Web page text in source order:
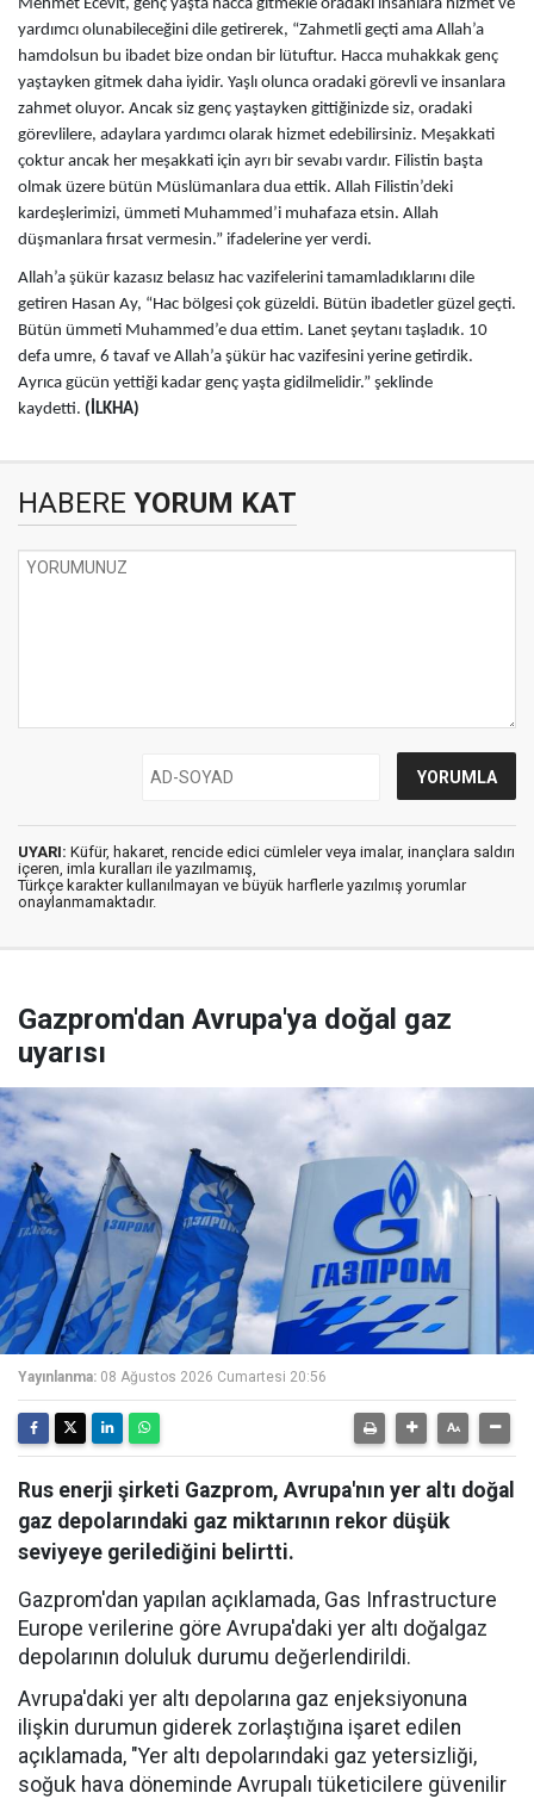
Mehmet Ecevit, genç yaşta hacca gitmekle oradaki insanlara hizmet ve
yardımcı olunabileceğini dile getirerek, “Zahmetli geçti ama Allah’a
hamdolsun bu ibadet bize ondan bir lütuftur. Hacca muhakkak genç
yaştayken gitmek daha iyidir. Yaşlı olunca oradaki görevli ve insanlara
zahmet oluyor. Ancak siz genç yaştayken gittiğinizde siz, oradaki
görevlilere, adaylara yardımcı olarak hizmet edebilirsiniz. Meşakkati
çoktur ancak her meşakkati için ayrı bir sevabı vardır. Filistin başta
olmak üzere bütün Müslümanlara dua ettik. Allah Filistin’deki
kardeşlerimizi, ümmeti Muhammed’i muhafaza etsin. Allah
düşmanlara fırsat vermesin.” ifadelerine yer verdi.
Allah’a şükür kazasız belasız hac vazifelerini tamamladıklarını dile
getiren Hasan Ay, “Hac bölgesi çok güzeldi. Bütün ibadetler güzel geçti.
Bütün ümmeti Muhammed’e dua ettim. Lanet şeytanı taşladık. 10
defa umre, 6 tavaf ve Allah’a şükür hac vazifesini yerine getirdik.
Ayrıca gücün yettiği kadar genç yaşta gidilmelidir.” şeklinde
kaydetti. (İLKHA)
HABERE YORUM KAT
UYARI: Küfür, hakaret, rencide edici cümleler veya imalar, inançlara saldırı
içeren, imla kuralları ile yazılmamış,
Türkçe karakter kullanılmayan ve büyük harflerle yazılmış yorumlar
onaylanmamaktadır.
Gazprom'dan Avrupa'ya doğal gaz
uyarısı
Yayınlanma: 08 Ağustos 2026 Cumartesi 20:56
Rus enerji şirketi Gazprom, Avrupa'nın yer altı doğal
gaz depolarındaki gaz miktarının rekor düşük
seviyeye gerilediğini belirtti.
Gazprom'dan yapılan açıklamada, Gas Infrastructure
Europe verilerine göre Avrupa'daki yer altı doğalgaz
depolarının doluluk durumu değerlendirildi.
Avrupa'daki yer altı depolarına gaz enjeksiyonuna
ilişkin durumun giderek zorlaştığına işaret edilen
açıklamada, "Yer altı depolarındaki gaz yetersizliği,
soğuk hava döneminde Avrupalı tüketicilere güvenilir